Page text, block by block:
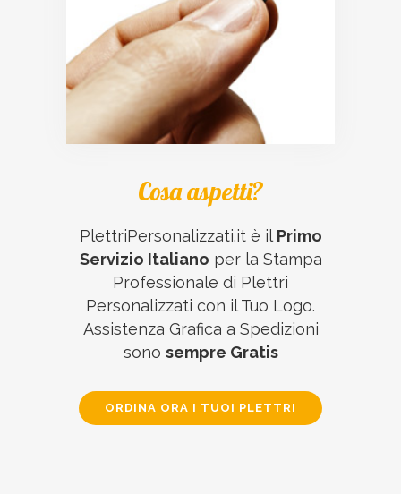
Cosa aspetti?
PlettriPersonalizzati.it è il Primo
Servizio Italiano per la Stampa
Professionale di Plettri
Personalizzati con il Tuo Logo.
Assistenza Grafica a Spedizioni
sono sempre Gratis
ORDINA ORA I TUOI PLETTRI